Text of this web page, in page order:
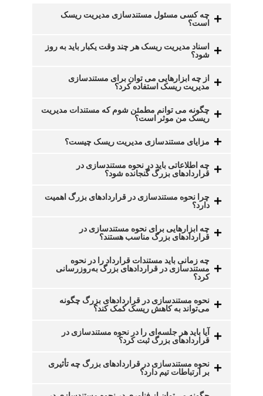
چه کسی مسئول مستندسازی مدیریت ریسک
است؟
اسناد مدیریت ریسک هر چند وقت یکبار باید به روز
شود؟
از چه ابزارهایی می توان برای مستندسازی
مدیریت ریسک استفاده کرد؟
چگونه می توانم مطمئن شوم که مستندات مدیریت
ریسک من موثر است؟
مزایای مستندسازی مدیریت ریسک چیست؟
چه اطلاعاتی باید در نحوه مستندسازی در
قراردادهای بزرگ گنجانده شود؟
چرا نحوه مستندسازی در قراردادهای بزرگ اهمیت
دارد؟
چه ابزارهایی برای نحوه مستندسازی در
قراردادهای بزرگ مناسب هستند؟
چه زمانی باید مستندات قرارداد را در نحوه
مستندسازی در قراردادهای بزرگ به‌روزرسانی
کرد؟
نحوه مستندسازی در قراردادهای بزرگ چگونه
می‌تواند به کاهش ریسک کمک کند؟
آیا باید هر جلسه‌ای را در نحوه مستندسازی در
قراردادهای بزرگ ثبت کرد؟
نحوه مستندسازی در قراردادهای بزرگ چه تأثیری
بر ارتباطات تیم دارد؟